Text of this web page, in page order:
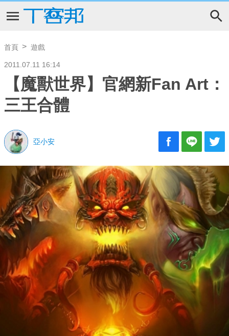
首頁 遊戲
2011.07.11 16:14
【魔獸世界】官網新Fan Art：
三王合體
亞小安